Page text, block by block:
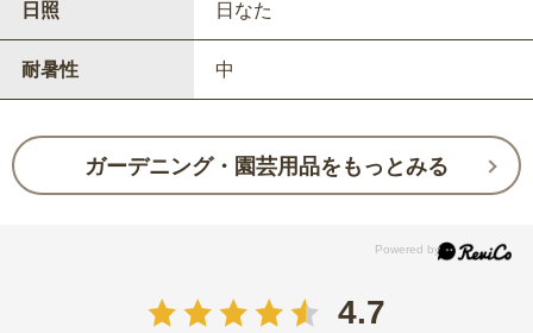
日照 日なた
耐暑性 中
ガーデニング・園芸用品をもっとみる
4.7